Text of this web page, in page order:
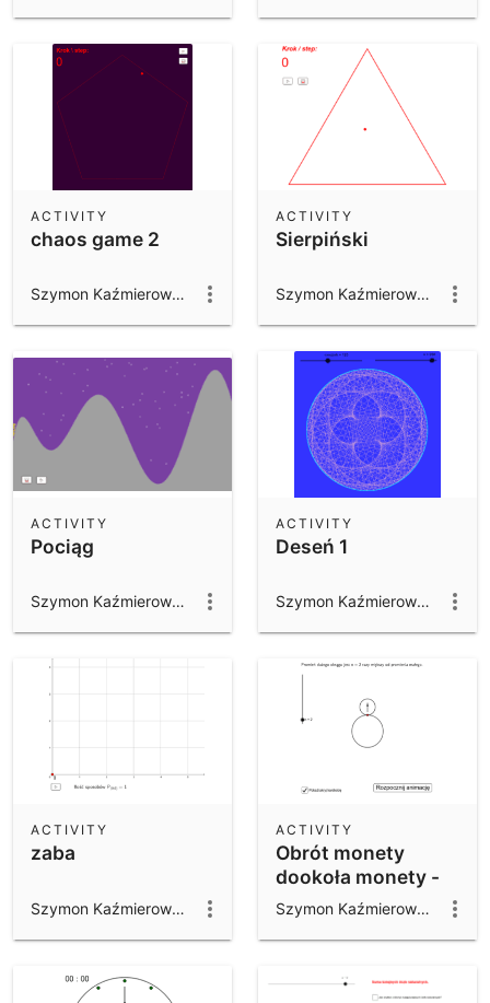
chaos game 2
ACTIVITY
Szymon Kaźmierowski
Sierpiński
ACTIVITY
Szymon Kaźmierowski
Pociąg
ACTIVITY
Szymon Kaźmierowski
Deseń 1
ACTIVITY
Szymon Kaźmierowski
zaba
ACTIVITY
Szymon Kaźmierowski
Obrót monety
dookoła monety -
paradoks
ACTIVITY
Szymon Kaźmierowski